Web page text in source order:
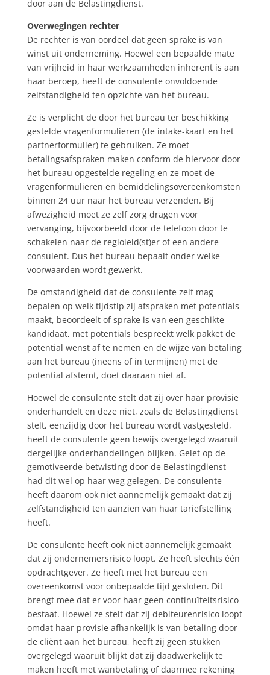
door aan de Belastingdienst.
Overwegingen rechter
De rechter is van oordeel dat geen sprake is van
winst uit onderneming. Hoewel een bepaalde mate
van vrijheid in haar werkzaamheden inherent is aan
haar beroep, heeft de consulente onvoldoende
zelfstandigheid ten opzichte van het bureau.
Ze is verplicht de door het bureau ter beschikking
gestelde vragenformulieren (de intake-kaart en het
partnerformulier) te gebruiken. Ze moet
betalingsafspraken maken conform de hiervoor door
het bureau opgestelde regeling en ze moet de
vragenformulieren en bemiddelingsovereenkomsten
binnen 24 uur naar het bureau verzenden. Bij
afwezigheid moet ze zelf zorg dragen voor
vervanging, bijvoorbeeld door de telefoon door te
schakelen naar de regioleid(st)er of een andere
consulent. Dus het bureau bepaalt onder welke
voorwaarden wordt gewerkt.
De omstandigheid dat de consulente zelf mag
bepalen op welk tijdstip zij afspraken met potentials
maakt, beoordeelt of sprake is van een geschikte
kandidaat, met potentials bespreekt welk pakket de
potential wenst af te nemen en de wijze van betaling
aan het bureau (ineens of in termijnen) met de
potential afstemt, doet daaraan niet af.
Hoewel de consulente stelt dat zij over haar provisie
onderhandelt en deze niet, zoals de Belastingdienst
stelt, eenzijdig door het bureau wordt vastgesteld,
heeft de consulente geen bewijs overgelegd waaruit
dergelijke onderhandelingen blijken. Gelet op de
gemotiveerde betwisting door de Belastingdienst
had dit wel op haar weg gelegen. De consulente
heeft daarom ook niet aannemelijk gemaakt dat zij
zelfstandigheid ten aanzien van haar tariefstelling
heeft.
De consulente heeft ook niet aannemelijk gemaakt
dat zij ondernemersrisico loopt. Ze heeft slechts één
opdrachtgever. Ze heeft met het bureau een
overeenkomst voor onbepaalde tijd gesloten. Dit
brengt mee dat er voor haar geen continuïteitsrisico
bestaat. Hoewel ze stelt dat zij debiteurenrisico loopt
omdat haar provisie afhankelijk is van betaling door
de cliënt aan het bureau, heeft zij geen stukken
overgelegd waaruit blijkt dat zij daadwerkelijk te
maken heeft met wanbetaling of daarmee rekening